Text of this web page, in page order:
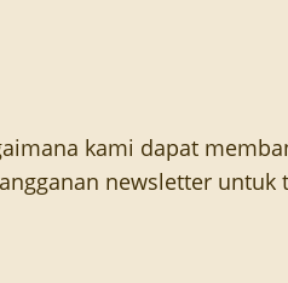
kami dapat
newsletter untuk